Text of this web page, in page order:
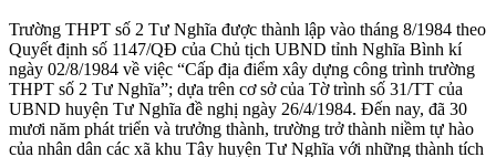
Trường THPT số 2 Tư Nghĩa được thành lập vào tháng 8/1984 theo
Quyết định số 1147/QĐ của Chủ tịch UBND tỉnh Nghĩa Bình kí
ngày 02/8/1984 về việc “Cấp địa điểm xây dựng công trình trường
THPT số 2 Tư Nghĩa”; dựa trên cơ sở của Tờ trình số 31/TT của
UBND huyện Tư Nghĩa đề nghị ngày 26/4/1984. Đến nay, đã 30
mươi năm phát triển và trưởng thành, trường trở thành niềm tự hào
của nhân dân các xã khu Tây huyện Tư Nghĩa với những thành tích